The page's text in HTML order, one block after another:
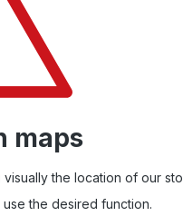
maps
the location of our
the desired function.